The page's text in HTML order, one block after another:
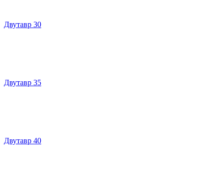
Двутавр 30
Двутавр 35
Двутавр 40